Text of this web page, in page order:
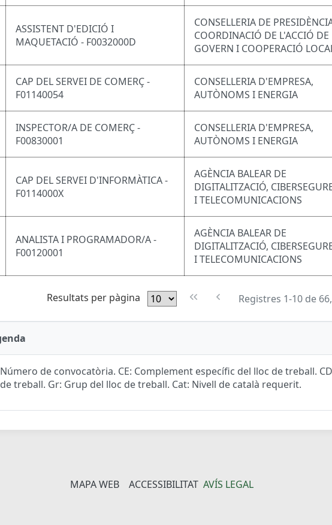
ASSISTENT D'EDICIÓ I
MAQUETACIÓ - F0032000D
CONSELLERIA DE
COORDINACIÓ DE L'ACCIÓ DE
GOVERN I COOPERACIÓ
CAP DEL SERVEI DE COMERÇ -
F01140054
CONSELLERIA D'EMPRESA,
AUTÒNOMS I ENERGIA
INSPECTOR/A DE COMERÇ -
F00830001
CONSELLERIA D'EMPRESA,
AUTÒNOMS I ENERGIA
CAP DEL SERVEI D'INFORMÀTICA -
F0114000X
AGÈNCIA BALEAR DE
DIGITALITZACIÓ,
I TELECOMUNICACIONS
ANALISTA I PROGRAMADOR/A -
F00120001
AGÈNCIA BALEAR DE
DIGITALITZACIÓ,
I TELECOMUNICACIONS
Resultats per pàgina Registres 1-10 de
Número de convocatòria. CE: Complement específic del lloc de treball.
treball. Gr: Grup del lloc de treball. Cat: Nivell de català requerit.
MAPA WEB ACCESSIBILITAT AVÍS LEGAL